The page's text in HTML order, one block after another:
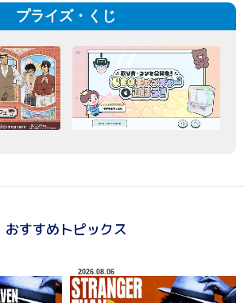
プライズ・くじ
おすすめトピックス
2026.08.06